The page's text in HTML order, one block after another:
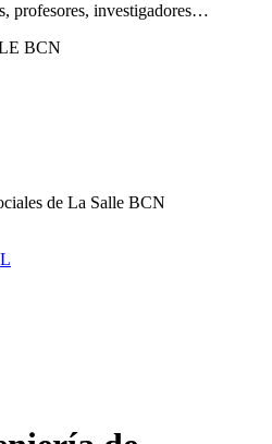
profesores, investigadores…
BCN
de La Salle BCN